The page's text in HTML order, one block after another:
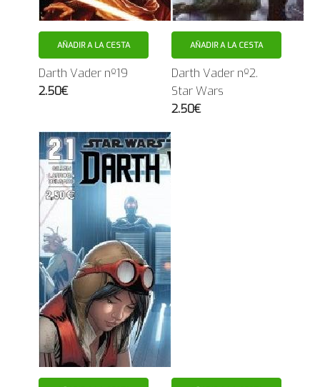
AÑADIR A LA CESTA
Darth Vader nº19
2.50€
AÑADIR A LA CESTA
Darth Vader nº2.
Star Wars
2.50€